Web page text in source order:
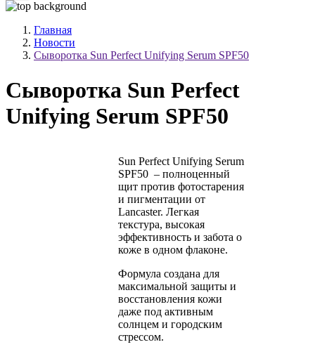
Главная
Новости
Сыворотка Sun Perfect Unifying Serum SPF50
Сыворотка Sun Perfect
Unifying Serum SPF50
Sun Perfect Unifying Serum
SPF50 – полноценный
щит против фотостарения
и пигментации от
Lancaster. Легкая
текстура, высокая
эффективность и забота о
коже в одном флаконе.
Формула создана для
максимальной защиты и
восстановления кожи
даже под активным
солнцем и городским
стрессом.